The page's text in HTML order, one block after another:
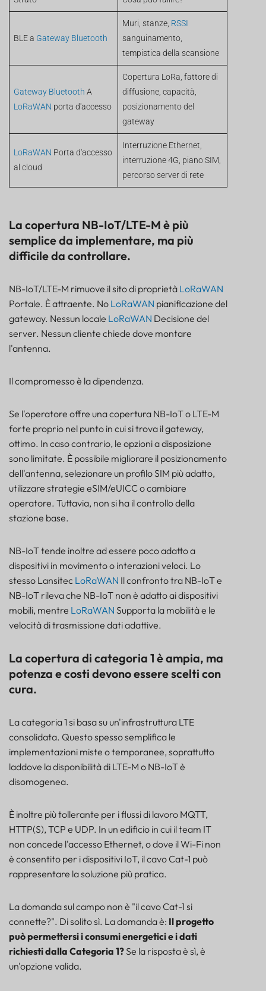
BLE a Gateway Bluetooth
Muri, stanze, RSSI
sanguinamento,
tempistica della scansione
Gateway Bluetooth A
LoRaWAN porta d'accesso
Copertura LoRa, fattore di
diffusione, capacità,
posizionamento del
gateway
LoRaWAN Porta d'accesso
al cloud
Interruzione Ethernet,
interruzione 4G, piano SIM,
percorso server di rete
La copertura NB-IoT/LTE-M è più
semplice da implementare, ma più
difficile da controllare.
NB-IoT/LTE-M rimuove il sito di proprietà LoRaWAN
Portale. È attraente. No LoRaWAN pianificazione del
gateway. Nessun locale LoRaWAN Decisione del
server. Nessun cliente chiede dove montare
l'antenna.
Il compromesso è la dipendenza.
Se l'operatore offre una copertura NB-IoT o LTE-M
forte proprio nel punto in cui si trova il gateway,
ottimo. In caso contrario, le opzioni a disposizione
sono limitate. È possibile migliorare il posizionamento
dell'antenna, selezionare un profilo SIM più adatto,
utilizzare strategie eSIM/eUICC o cambiare
operatore. Tuttavia, non si ha il controllo della
stazione base.
NB-IoT tende inoltre ad essere poco adatto a
dispositivi in movimento o interazioni veloci. Lo
stesso Lansitec LoRaWAN Il confronto tra NB-IoT e
NB-IoT rileva che NB-IoT non è adatto ai dispositivi
mobili, mentre LoRaWAN Supporta la mobilità e le
velocità di trasmissione dati adattive.
La copertura di categoria 1 è ampia, ma
potenza e costi devono essere scelti con
cura.
La categoria 1 si basa su un'infrastruttura LTE
consolidata. Questo spesso semplifica le
implementazioni miste o temporanee, soprattutto
laddove la disponibilità di LTE-M o NB-IoT è
disomogenea.
È inoltre più tollerante per i flussi di lavoro MQTT,
HTTP(S), TCP e UDP. In un edificio in cui il team IT
non concede l'accesso Ethernet, o dove il Wi-Fi non
è consentito per i dispositivi IoT, il cavo Cat-1 può
rappresentare la soluzione più pratica.
La domanda sul campo non è "il cavo Cat-1 si
connette?". Di solito sì. La domanda è: Il progetto
può permettersi i consumi energetici e i dati
richiesti dalla Categoria 1?Se la risposta è sì, è
un'opzione valida.